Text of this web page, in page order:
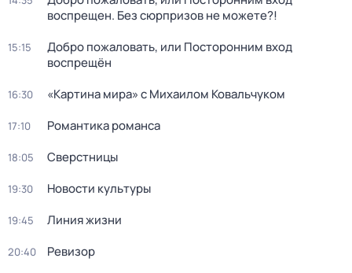
воспрещен. Без сюрпризов не можете?!
15:15
Добро пожаловать, или Посторонним вход
воспрещён
16:30 «Картина мира» с Михаилом Ковальчуком
17:10 Романтика романса
18:05 Сверстницы
19:30 Новости культуры
19:45 Линия жизни
20:40 Ревизор